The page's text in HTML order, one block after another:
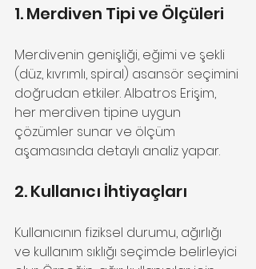
1. Merdiven Tipi ve Ölçüleri
Merdivenin genişliği, eğimi ve şekli
(düz, kıvrımlı, spiral) asansör seçimini
doğrudan etkiler. Albatros Erişim,
her merdiven tipine uygun
çözümler sunar ve ölçüm
aşamasında detaylı analiz yapar.
2. Kullanıcı İhtiyaçları
Kullanıcının fiziksel durumu, ağırlığı
ve kullanım sıklığı seçimde belirleyici